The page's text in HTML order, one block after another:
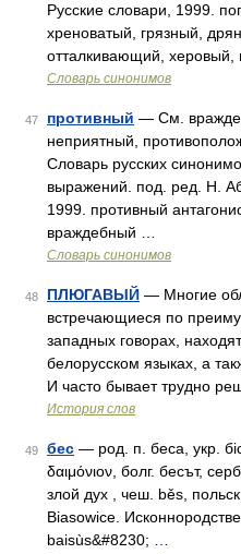
Русские словари, 1999.
хреноватый, грязный,
отталкивающий, херовый,
Словарь синонимов
47 противный — См.
неприятный,
Словарь русских
выражений. под. ред. Н.
1999. противный
враждебный …
Словарь синонимов
48 ПЛЮГАВЫЙ — Многие
встречающиеся по
западных говорах,
белорусском языках, а
И часто бывает трудно
История слов
49 бес — род. п. беса, укр.
δαιμόνιον, болг. бесът,
злой дух , чеш. běs,
Biasowice.
baisùs&#8230; …